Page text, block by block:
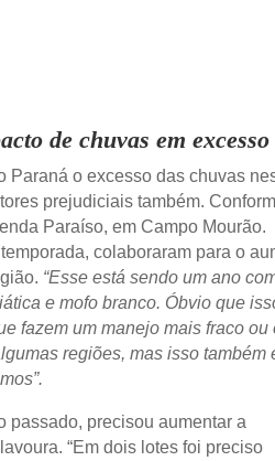
de chuvas em excesso
Paraná o excesso das chuvas
prejudiciais também.
Paraíso, em Campo Mourão.
colaboraram para o
“Esse está sendo um ano
e mofo branco. Óbvio que
fazem um manejo mais fraco ou
regiões, mas isso também
passado, precisou aumentar a
“Em dois lotes foi preciso